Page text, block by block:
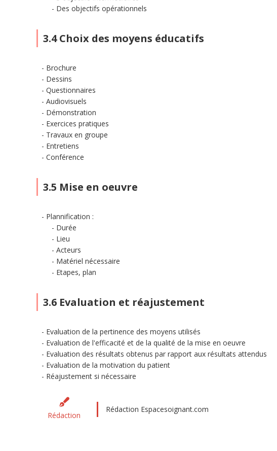
Des objectifs opérationnels
3.4 Choix des moyens éducatifs
Brochure
Dessins
Questionnaires
Audiovisuels
Démonstration
Exercices pratiques
Travaux en groupe
Entretiens
Conférence
3.5 Mise en oeuvre
Plannification :
Durée
Lieu
Acteurs
Matériel nécessaire
Etapes, plan
3.6 Evaluation et réajustement
Evaluation de la pertinence des moyens utilisés
Evaluation de l'efficacité et de la qualité de la mise en oeuvre
Evaluation des résultats obtenus par rapport aux résultats attendus
Evaluation de la motivation du patient
Réajustement si nécessaire
Rédaction
Rédaction Espacesoignant.com